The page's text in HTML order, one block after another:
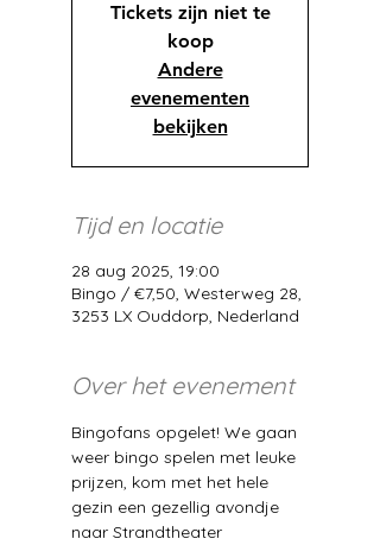
Tickets zijn niet te
koop
Andere
evenementen
bekijken
Tijd en locatie
28 aug 2025, 19:00
Bingo / €7,50, Westerweg 28,
3253 LX Ouddorp, Nederland
Over het evenement
Bingofans opgelet! We gaan
weer bingo spelen met leuke
prijzen, kom met het hele
gezin een gezellig avondje
naar Strandtheater